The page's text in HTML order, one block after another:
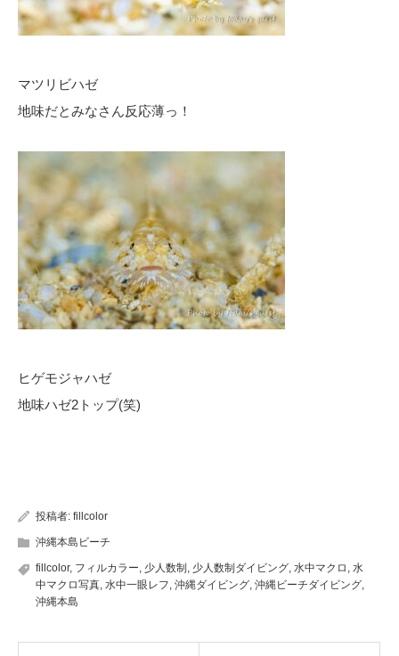
マツリビハゼ
地味だとみなさん反応薄っ！
ヒゲモジャハゼ
地味ハゼ2トップ(笑)
投稿者: fillcolor
沖縄本島ビーチ
fillcolor, フィルカラー 少人数制 少人数制ダイビング 水中マクロ 水
中マクロ写真 水中一眼レフ 沖縄ダイビング 沖縄ビーチダイビング
沖縄本島